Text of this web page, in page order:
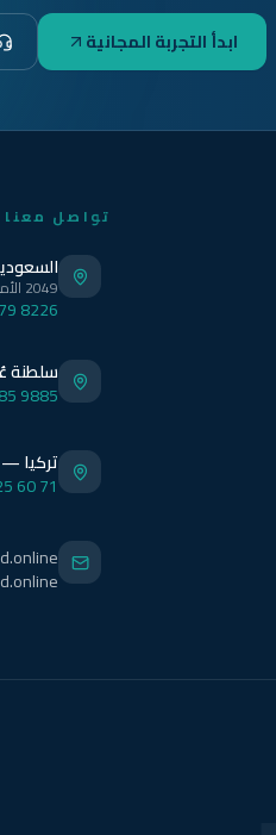
ابدأ التجربة المجانية
تواصل معنا
2049 الأمير سلطان، 6723، جدة 23431
8226
9885
تركيا
60 71